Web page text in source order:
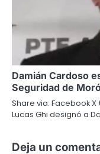
Damián Cardoso
Seguridad de
Share via: Facebook X
Lucas Ghi designó a
Deja un